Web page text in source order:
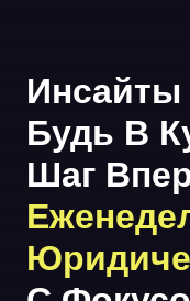
Инсайты
Будь В
Шаг